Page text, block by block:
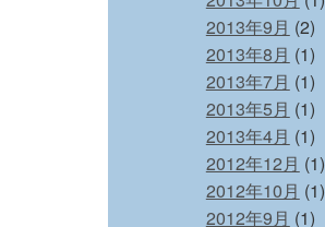
2013年9月 (2)
2013年8月 (1)
2013年7月 (1)
2013年5月 (1)
2013年4月 (1)
2012年12月 (1)
2012年10月 (1)
2012年9月 (1)